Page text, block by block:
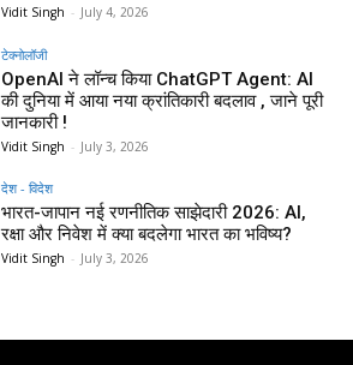
Vidit Singh - July 4, 2026
टेक्नोलॉजी
OpenAI ने लॉन्च किया ChatGPT Agent: AI
की दुनिया में आया नया क्रांतिकारी बदलाव , जाने पूरी
जानकारी !
Vidit Singh - July 3, 2026
देश - विदेश
भारत-जापान नई रणनीतिक साझेदारी 2026: AI,
रक्षा और निवेश में क्या बदलेगा भारत का भविष्य?
Vidit Singh - July 3, 2026